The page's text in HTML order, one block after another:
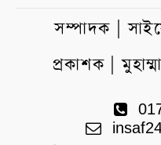
সম্পাদক |
প্রকাশক |